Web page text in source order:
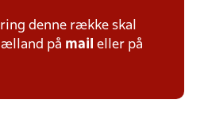
denne række skal
på mail eller på